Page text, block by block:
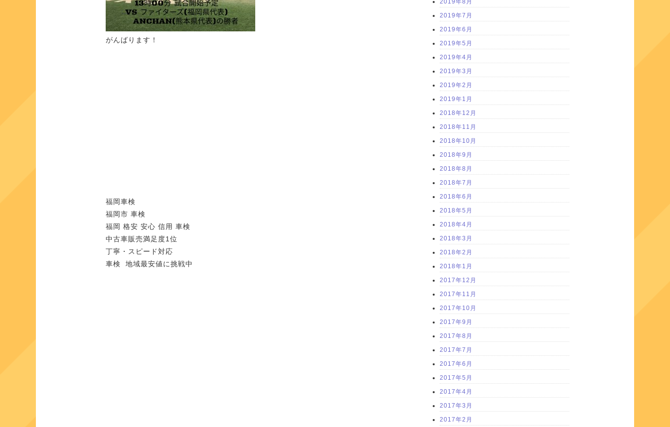
がんばります！
福岡車検
福岡市 車検
福岡 格安 安心 信用 車検
中古車販売満足度1位
丁寧・スピード対応
車検 地域最安値に挑戦中
2019年8月
2019年7月
2019年6月
2019年5月
2019年4月
2019年3月
2019年2月
2019年1月
2018年12月
2018年11月
2018年10月
2018年9月
2018年8月
2018年7月
2018年6月
2018年5月
2018年4月
2018年3月
2018年2月
2018年1月
2017年12月
2017年11月
2017年10月
2017年9月
2017年8月
2017年7月
2017年6月
2017年5月
2017年4月
2017年3月
2017年2月